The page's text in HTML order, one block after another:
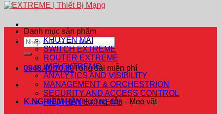
Tìm
kiếm:
0948.40.70.80Tổng đài miễn phí
K.NGHIỆM HAYHướng dẫn - Mẹo vặt
Danh mục sản phẩm
KHUYẾN MÃI
SWITCH EXTREME
ROUTER EXTREME
WIFI EXTREME
ANALYTICS AND VISIBILITY
MANAGEMENT & ORCHESTRION
SECURITY AND ACCESS CONTROL
PHỤ KIỆN EXTREME